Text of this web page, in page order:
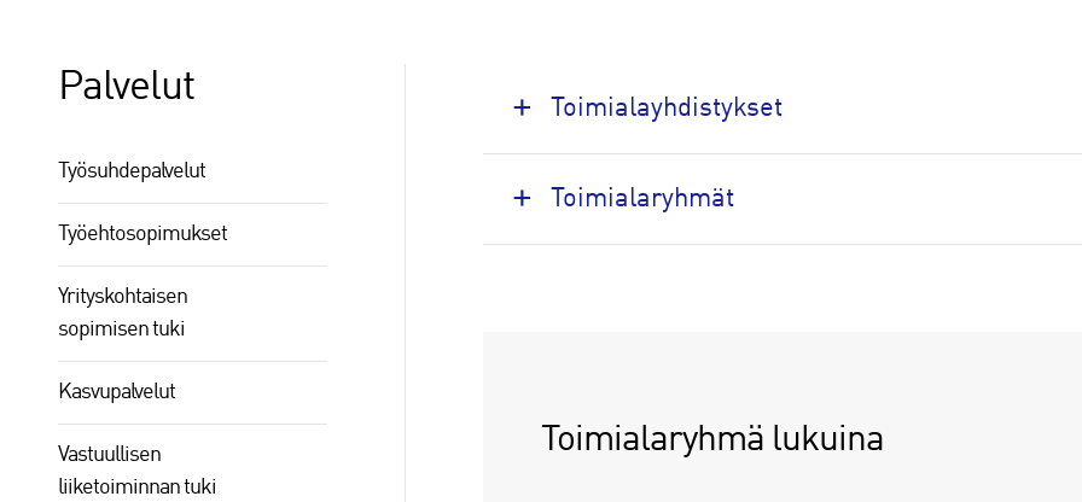
Palvelut
Työsuhdepalvelut
Työehtosopimukset
Yrityskohtaisen
sopimisen tuki
Kasvupalvelut
Vastuullisen
liiketoiminnan tuki
Toimialayhdistykset
Toimialaryhmät
Toimialaryhmä lukuina